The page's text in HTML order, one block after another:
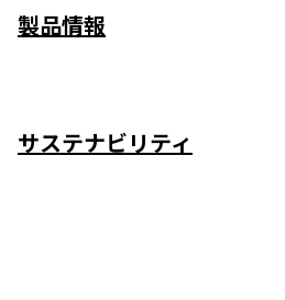
製品情報
サステナビリティ